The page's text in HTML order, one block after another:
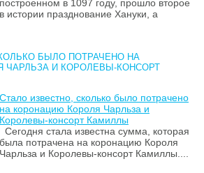
построенном в 1097 году, прошло второе
в истории празднование Хануки, а
БЫЛО ПОТРАЧЕНО НА
ЧАРЛЬЗА И КОРОЛЕВЫ-КОНСОРТ
Стало известно, сколько было потрачено
на коронацию Короля Чарльза и
Королевы-консорт Камиллы
Сегодня стала известна сумма, которая
была потрачена на коронацию Короля
Чарльза и Королевы-консорт Камиллы....